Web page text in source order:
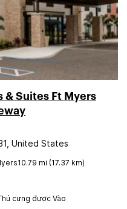
& Suites Ft Myers
United States
mi (17.37 km)
cưng được Vào